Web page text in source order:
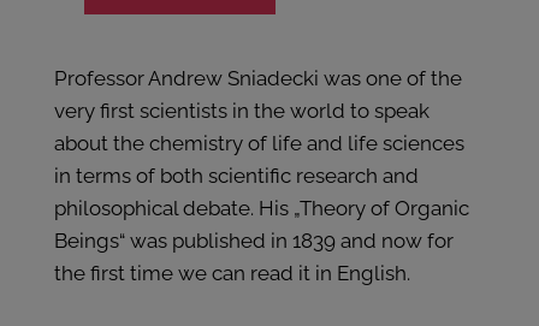
Professor Andrew Sniadecki was one of the
very first scientists in the world to speak
about the chemistry of life and life sciences
in terms of both scientific research and
philosophical debate. His „Theory of Organic
Beings“ was published in 1839 and now for
the first time we can read it in English.